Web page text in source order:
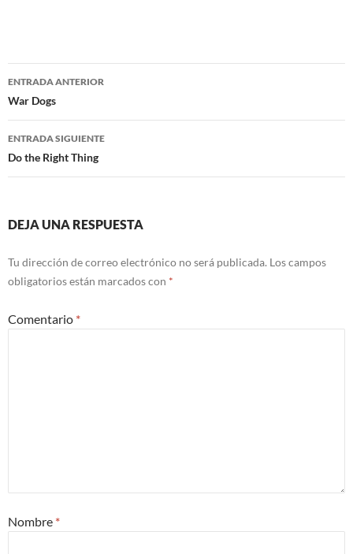
Navegación
de
entradas
ENTRADA ANTERIOR
War Dogs
ENTRADA SIGUIENTE
Do the Right Thing
DEJA UNA RESPUESTA
Tu dirección de correo electrónico no será publicada. Los campos
obligatorios están marcados con *
Comentario *
Nombre *